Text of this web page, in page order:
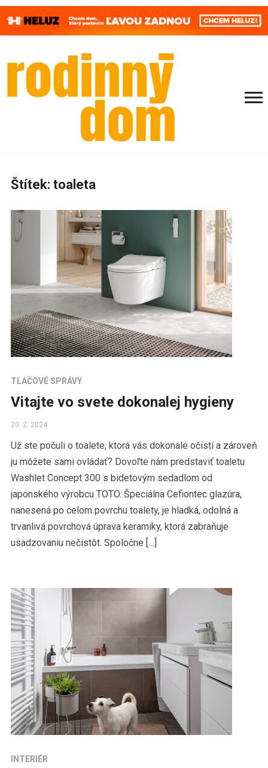
Štítek: toaleta
TLAČOVÉ SPRÁVY
Vitajte vo svete dokonalej hygieny
20. 2. 2024
Už ste počuli o toalete, ktorá vás dokonale očistí a zároveň
ju môžete sami ovládať? Dovoľte nám predstaviť toaletu
Washlet Concept 300 s bidetovým sedadlom od
japonského výrobcu TOTO. Špeciálna Cefiontec glazúra,
nanesená po celom povrchu toalety, je hladká, odolná a
trvanlivá povrchová úprava keramiky, ktorá zabraňuje
usadzovaniu nečistôt. Spoločne […]
INTERIÉR